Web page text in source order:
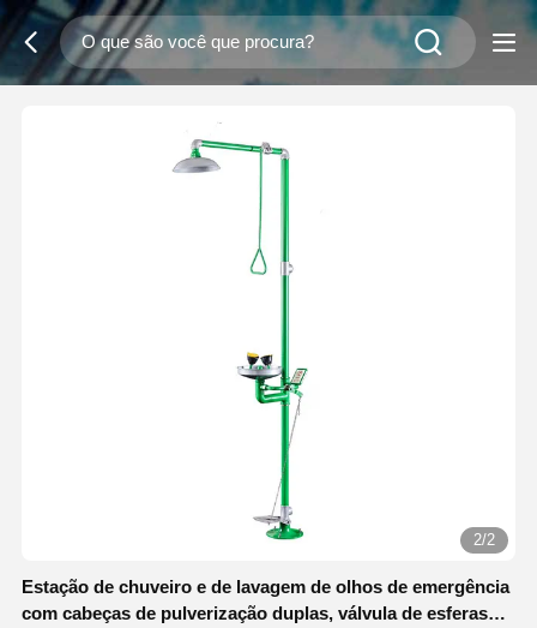
2/2
Estação de chuveiro e de lavagem de olhos de emergência
com cabeças de pulverização duplas, válvula de esferas